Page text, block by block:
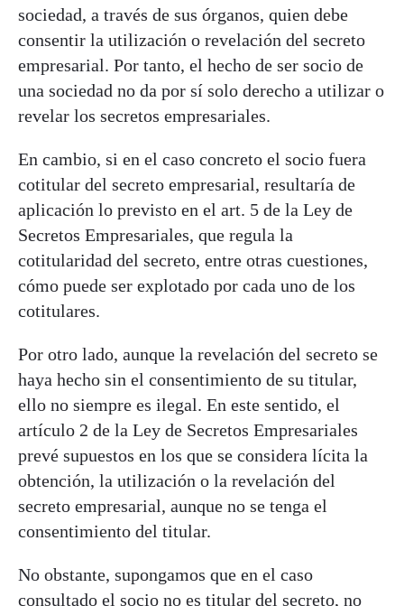
sociedad, a través de sus órganos, quien debe
consentir la utilización o revelación del secreto
empresarial. Por tanto, el hecho de ser socio de
una sociedad no da por sí solo derecho a utilizar o
revelar los secretos empresariales.
En cambio, si en el caso concreto el socio fuera
cotitular del secreto empresarial, resultaría de
aplicación lo previsto en el art. 5 de la Ley de
Secretos Empresariales, que regula la
cotitularidad del secreto, entre otras cuestiones,
cómo puede ser explotado por cada uno de los
cotitulares.
Por otro lado, aunque la revelación del secreto se
haya hecho sin el consentimiento de su titular,
ello no siempre es ilegal. En este sentido, el
artículo 2 de la Ley de Secretos Empresariales
prevé supuestos en los que se considera lícita la
obtención, la utilización o la revelación del
secreto empresarial, aunque no se tenga el
consentimiento del titular.
No obstante, supongamos que en el caso
consultado el socio no es titular del secreto, no